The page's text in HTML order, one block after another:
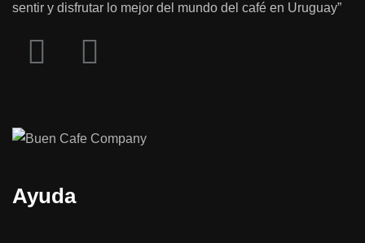
sentir y disfrutar lo mejor del mundo del café en Uruguay”
Ayuda